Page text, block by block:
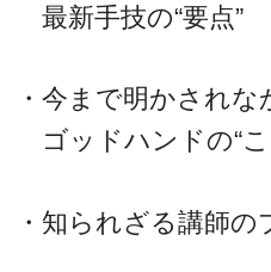
最新手技の“要点”
・今まで明かされな
ゴッドハンドの“こ
・知られざる講師の